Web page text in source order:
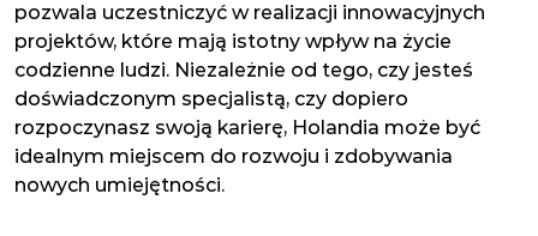
pozwala uczestniczyć w realizacji innowacyjnych
projektów, które mają istotny wpływ na życie
codzienne ludzi. Niezależnie od tego, czy jesteś
doświadczonym specjalistą, czy dopiero
rozpoczynasz swoją karierę, Holandia może być
idealnym miejscem do rozwoju i zdobywania
nowych umiejętności.